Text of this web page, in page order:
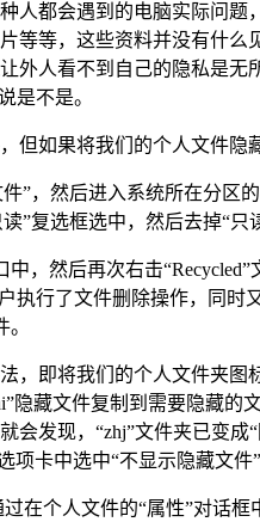
人都会遇到的电脑实际问
等等，这些资料并没有什
外人看不到自己的隐私是
是不是。
但如果将我们的个人文件隐
”，然后进入系统所在分区
”复选框选中，然后去掉“
，然后再次右击
执行了文件删除操作，同
，即将我们的个人文件夹
隐藏文件复制到需要隐藏
会发现，“zhj”文件夹已变
项卡中选中“不显示隐藏文件”
在个人文件的“属性”对话